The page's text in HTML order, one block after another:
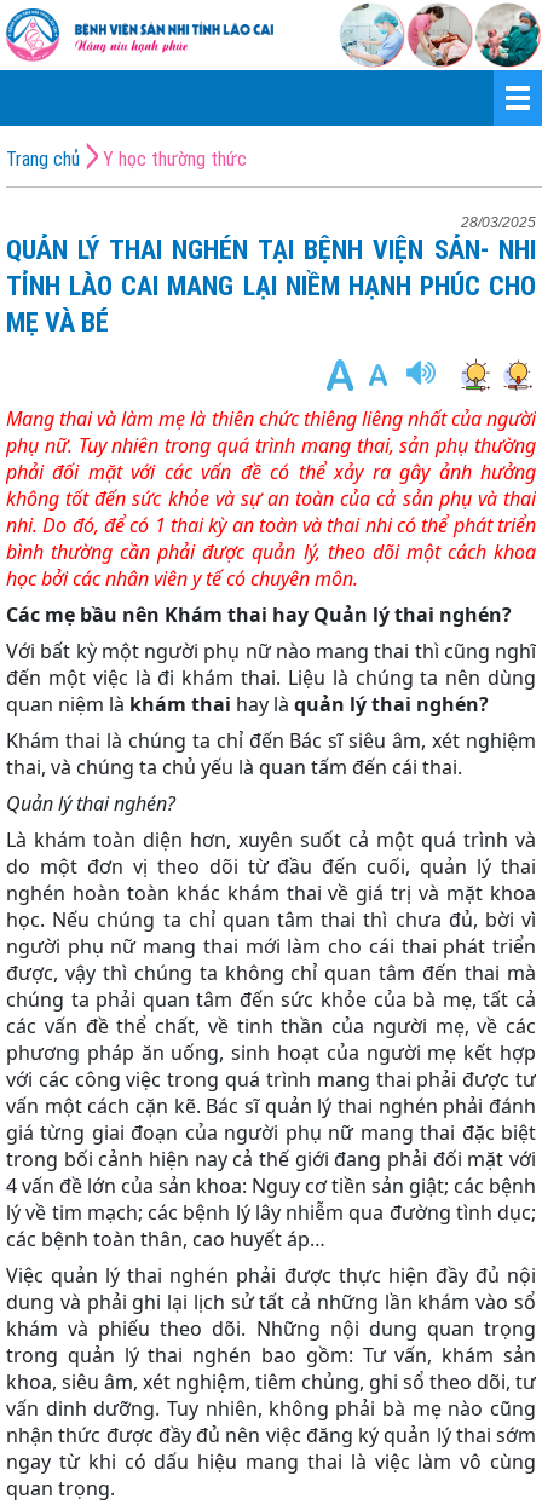
Trang chủ Y học thường thức
28/03/2025
QUẢN LÝ THAI NGHÉN TẠI BỆNH VIỆN SẢN- NHI
TỈNH LÀO CAI MANG LẠI NIỀM HẠNH PHÚC CHO
MẸ VÀ BÉ
Mang thai và làm mẹ là thiên chức thiêng liêng nhất của người
phụ nữ. Tuy nhiên trong quá trình mang thai, sản phụ thường
phải đối mặt với các vấn đề có thể xảy ra gây ảnh hưởng
không tốt đến sức khỏe và sự an toàn của cả sản phụ và thai
nhi. Do đó, để có 1 thai kỳ an toàn và thai nhi có thể phát triển
bình thường cần phải được quản lý, theo dõi một cách khoa
học bởi các nhân viên y tế có chuyên môn.
Các mẹ bầu nên Khám thai hay Quản lý thai nghén?
Với bất kỳ một người phụ nữ nào mang thai thì cũng nghĩ
đến một việc là đi khám thai. Liệu là chúng ta nên dùng
quan niệm là khám thai hay là quản lý thai nghén?
Khám thai là chúng ta chỉ đến Bác sĩ siêu âm, xét nghiệm
thai, và chúng ta chủ yếu là quan tấm đến cái thai.
Quản lý thai nghén?
Là khám toàn diện hơn, xuyên suốt cả một quá trình và
do một đơn vị theo dõi từ đầu đến cuối, quản lý thai
nghén hoàn toàn khác khám thai về giá trị và mặt khoa
học. Nếu chúng ta chỉ quan tâm thai thì chưa đủ, bời vì
người phụ nữ mang thai mới làm cho cái thai phát triển
được, vậy thì chúng ta không chỉ quan tâm đến thai mà
chúng ta phải quan tâm đến sức khỏe của bà mẹ, tất cả
các vấn đề thể chất, về tinh thần của người mẹ, về các
phương pháp ăn uống, sinh hoạt của người mẹ kết hợp
với các công việc trong quá trình mang thai phải được tư
vấn một cách cặn kẽ. Bác sĩ quản lý thai nghén phải đánh
giá từng giai đoạn của người phụ nữ mang thai đặc biệt
trong bối cảnh hiện nay cả thế giới đang phải đối mặt với
4 vấn đề lớn của sản khoa: Nguy cơ tiền sản giật; các bệnh
lý về tim mạch; các bệnh lý lây nhiễm qua đường tình dục;
các bệnh toàn thân, cao huyết áp…
Việc quản lý thai nghén phải được thực hiện đầy đủ nội
dung và phải ghi lại lịch sử tất cả những lần khám vào sổ
khám và phiếu theo dõi. Những nội dung quan trọng
trong quản lý thai nghén bao gồm: Tư vấn, khám sản
khoa, siêu âm, xét nghiệm, tiêm chủng, ghi sổ theo dõi, tư
vấn dinh dưỡng. Tuy nhiên, không phải bà mẹ nào cũng
nhận thức được đầy đủ nên việc đăng ký quản lý thai sớm
ngay từ khi có dấu hiệu mang thai là việc làm vô cùng
quan trọng.